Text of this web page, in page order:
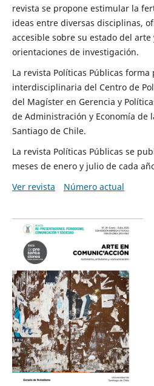
revista se propone estimular la
ideas entre diversas disciplinas,
accesible sobre su estado del
orientaciones de investigación.
La revista Políticas Públicas
interdisciplinaria del Centro de
del Magíster en Gerencia y
de Administración y Economía de
Santiago de Chile.
La revista Políticas Públicas se
meses de enero y julio de cada
Ver revista
Número actual